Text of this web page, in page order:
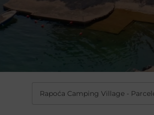
Rapoća Camping Village -